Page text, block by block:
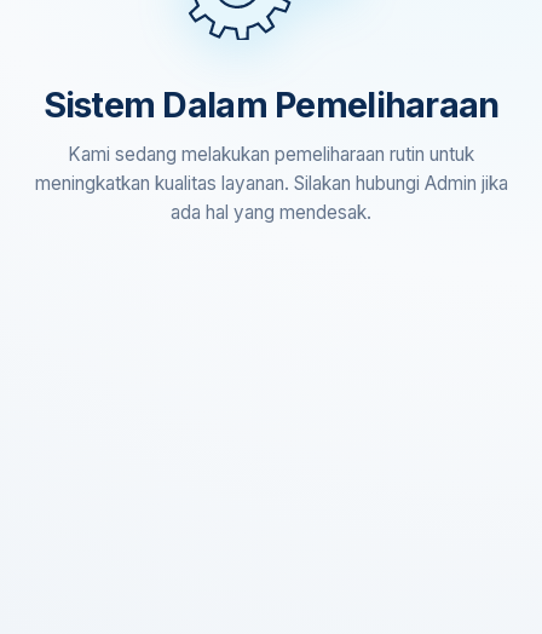
Sistem Dalam Pemeliharaan
Kami sedang melakukan pemeliharaan rutin untuk
meningkatkan kualitas layanan. Silakan hubungi Admin jika
ada hal yang mendesak.